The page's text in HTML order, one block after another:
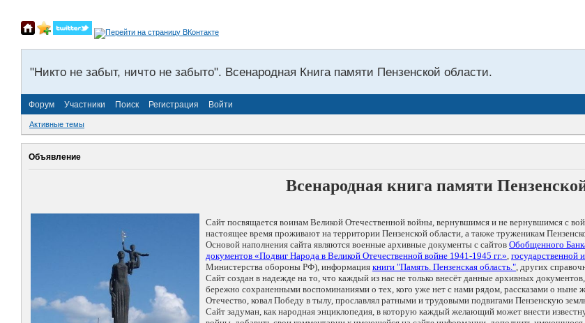
"Никто не забыт, ничто не забыто". Всенародная Книга памяти Пензенской области.
Форум Участники Поиск Регистрация Войти
Активные темы
Объявление
Всенародная книга памяти
Сайт посвящается воинам Великой Отечественной войны, вернувшимся и не вернувшимся с
настоящее время проживают на территории Пензенской области, а также труженикам
Основой наполнения сайта являются военные архивные документы с сайтов Обобщенного
документов «Подвиг Народа в Великой Отечественной войне 1941-1945 гг.», государственной
Министерства обороны РФ), информация книги "Память. Пензенская область.", других
Сайт создан в надежде на то, что каждый из нас не только внесёт данные архивных
бережно сохраненными воспоминаниями о тех, кого уже нет с нами рядом, рассказами о ныне
Отечество, ковал Победу в тылу, прославлял ратными и трудовыми подвигами Пензенскую
Сайт задуман, как народная энциклопедия, в которую каждый желающий может внести